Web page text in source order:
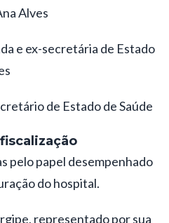
Alves
e ex-secretária de Estado
de Estado de Saúde
pelo papel desempenhado
do hospital.
representado por sua